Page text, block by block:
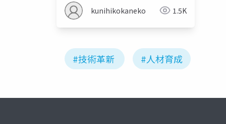
kunihikokaneko 1.5K
#技術革新 #人材育成